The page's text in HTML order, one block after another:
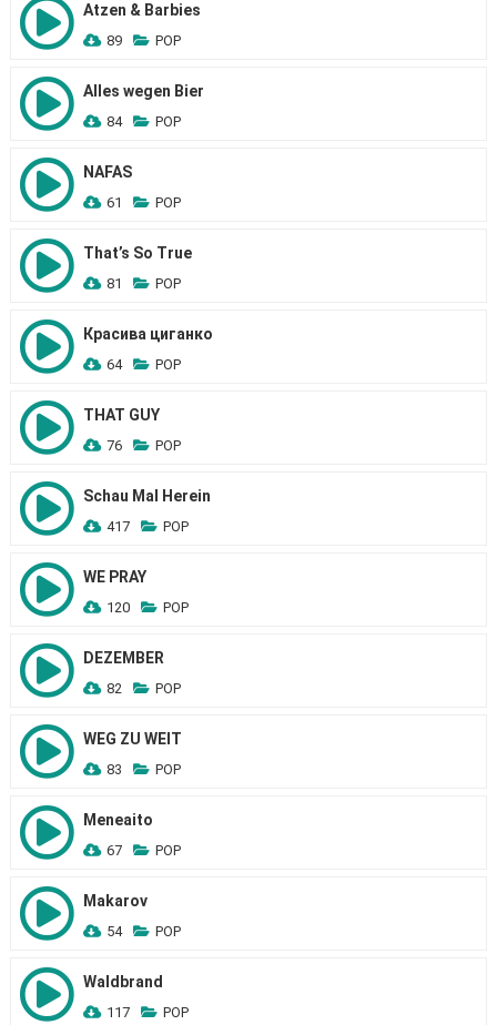
Atzen & Barbies
89 POP
Alles wegen Bier
84 POP
NAFAS
61 POP
That’s So True
81 POP
Красива циганко
64 POP
THAT GUY
76 POP
Schau Mal Herein
417 POP
WE PRAY
120 POP
DEZEMBER
82 POP
WEG ZU WEIT
83 POP
Meneaito
67 POP
Makarov
54 POP
Waldbrand
117 POP